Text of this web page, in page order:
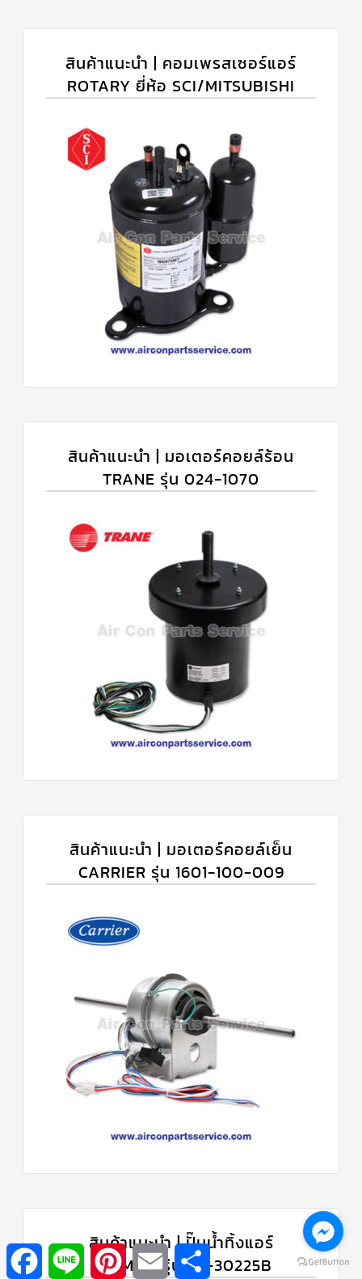
สินค้าแนะนำ | คอมเพรสเซอร์แอร์
ROTARY ยี่ห้อ SCI/MITSUBISHI
สินค้าแนะนำ | มอเตอร์คอยล์ร้อน
TRANE รุ่น 024-1070
สินค้าแนะนำ | มอเตอร์คอยล์เย็น
CARRIER รุ่น 1601-100-009
สินค้าแนะนำ | ปั๊มน้ำทิ้งแอร์
WINMAX รุ่น PF-30225B
Facebook Line PinterestEmail Share